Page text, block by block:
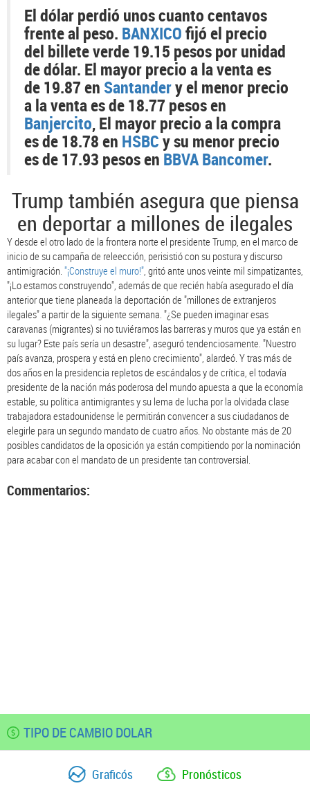
El dólar perdió unos cuanto centavos
frente al peso. BANXICOfijó el precio
del billete verde 19.15 pesos por unidad
de dólar. El mayor precio a la venta es
de 19.87 en Santandery el menor precio
a la venta es de 18.77 pesos en
Banjercito, El mayor precio a la compra
es de 18.78 en HSBCy su menor precio
es de 17.93 pesos en BBVA Bancomer.
Trump también asegura que piensa
en deportar a millones de ilegales
Y desde el otro lado de la frontera norte el presidente Trump, en el marco de
inicio de su campaña de releección, perisistió con su postura y discurso
antimigración. "¡Construye el muro!", gritó ante unos veinte mil simpatizantes,
"¡Lo estamos construyendo", además de que recién había asegurado el día
anterior que tiene planeada la deportación de "millones de extranjeros
ilegales" a partir de la siguiente semana. "¿Se pueden imaginar esas
caravanas (migrantes) si no tuviéramos las barreras y muros que ya están en
su lugar? Este país sería un desastre", aseguró tendenciosamente. "Nuestro
país avanza, prospera y está en pleno crecimiento", alardeó. Y tras más de
dos años en la presidencia repletos de escándalos y de crítica, el todavía
presidente de la nación más poderosa del mundo apuesta a que la economía
estable, su política antimigrantes y su lema de lucha por la olvidada clase
trabajadora estadounidense le permitirán convencer a sus ciudadanos de
elegirle para un segundo mandato de cuatro años. No obstante más de 20
posibles candidatos de la oposición ya están compitiendo por la nominación
para acabar con el mandato de un presidente tan controversial.
Commentarios:
TIPO DE CAMBIO DOLAR
Graficós Pronósticos